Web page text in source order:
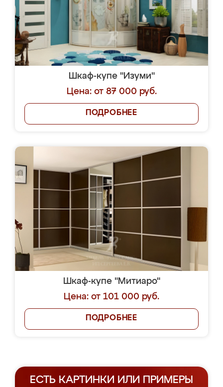
Шкаф-купе "Изуми"
Цена: от 87 000 руб.
ПОДРОБНЕЕ
Шкаф-купе "Митиаро"
Цена: от 101 000 руб.
ПОДРОБНЕЕ
ЕСТЬ КАРТИНКИ ИЛИ ПРИМЕРЫ